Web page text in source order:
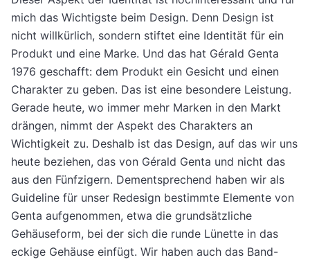
mich das Wichtigste beim Design. Denn Design ist
nicht willkürlich, sondern stiftet eine Identität für ein
Produkt und eine Marke. Und das hat Gérald Genta
1976 geschafft: dem Produkt ein Gesicht und einen
Charakter zu geben. Das ist eine besondere Leistung.
Gerade heute, wo immer mehr Marken in den Markt
drängen, nimmt der Aspekt des Charakters an
Wichtigkeit zu. Deshalb ist das Design, auf das wir uns
heute beziehen, das von Gérald Genta und nicht das
aus den Fünfzigern. Dementsprechend haben wir als
Guideline für unser Redesign bestimmte Elemente von
Genta aufgenommen, etwa die grundsätzliche
Gehäuseform, bei der sich die runde Lünette in das
eckige Gehäuse einfügt. Wir haben auch das Band-